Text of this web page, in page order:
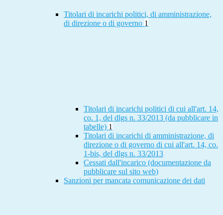
Titolari di incarichi politici, di amministrazione,
di direzione o di governo 1
Titolari di incarichi politici di cui all'art. 14,
co. 1, del dlgs n. 33/2013 (da pubblicare in
tabelle) 1
Titolari di incarichi di amministrazione, di
direzione o di governo di cui all'art. 14, co.
1-bis, del dlgs n. 33/2013
Cessati dall'incarico (documentazione da
pubblicare sul sito web)
Sanzioni per mancata comunicazione dei dati